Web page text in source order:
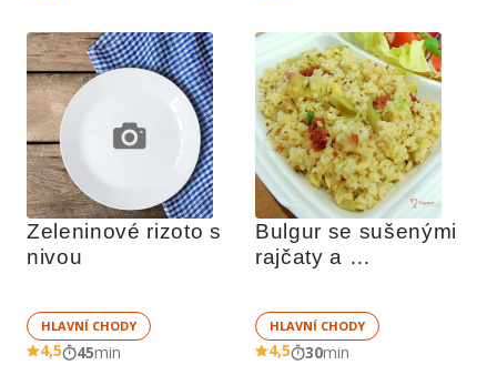
Zeleninové rizoto s
nivou
HLAVNÍ CHODY
4,5 45min
Bulgur se sušenými
rajčaty a
HLAVNÍ CHODY
4,5 30min